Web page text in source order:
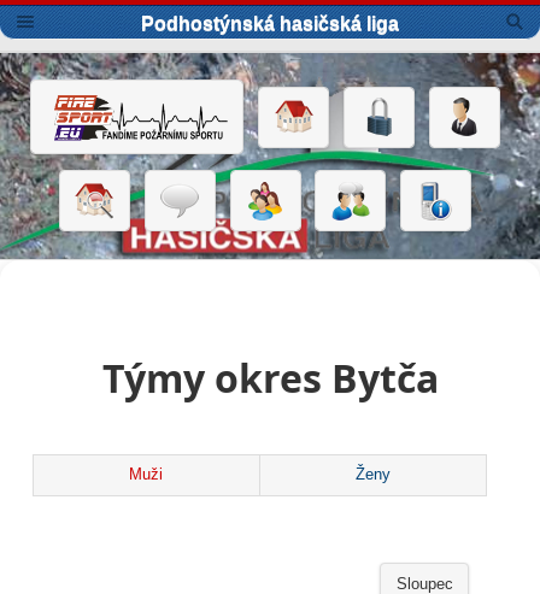
Podhostýnská hasičská liga
Týmy okres Bytča
Muži Ženy
Sloupec